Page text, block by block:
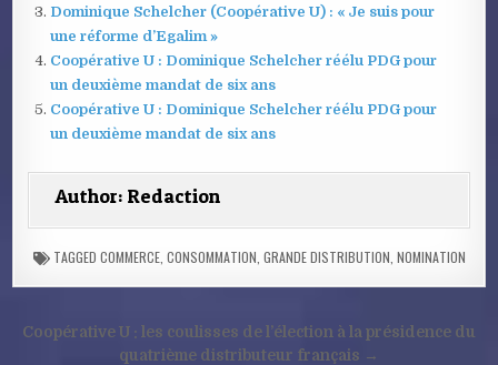
Dominique Schelcher (Coopérative U) : « Je suis pour
une réforme d’Egalim »
Coopérative U : Dominique Schelcher réélu PDG pour
un deuxième mandat de six ans
Coopérative U : Dominique Schelcher réélu PDG pour
un deuxième mandat de six ans
Author: Redaction
TAGGED COMMERCE, CONSOMMATION GRANDE DISTRIBUTION NOMINATION
Navigation
Coopérative U : les coulisses de l’élection à la présidence du
quatrième distributeur français →